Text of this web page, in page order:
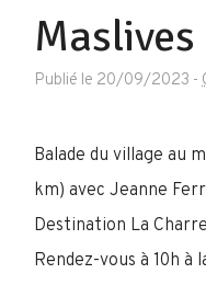
Maslives
Publié le 20/09/2023 -
Balade du village au
km) avec Jeanne
Destination La
Rendez-vous à 10h à